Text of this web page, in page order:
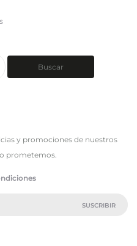
Buscar
y promociones de nuestros
prometemos.